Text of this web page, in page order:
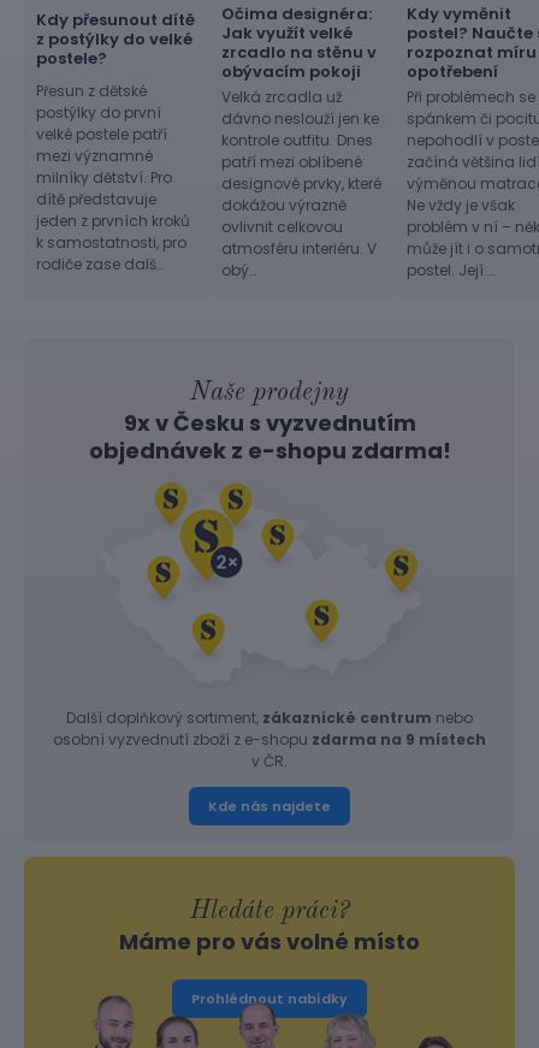
Kdy přesunout dítě
z postýlky do velké
postele?
Přesun z dětské
postýlky do první
velké postele patří
mezi významné
milníky dětství. Pro
dítě představuje
jeden z prvních kroků
k samostatnosti, pro
rodiče zase dalš…
Očima designéra:
Jak využít velké
zrcadlo na stěnu v
obývacím pokoji
Velká zrcadla už
dávno neslouží jen ke
kontrole outfitu. Dnes
patří mezi oblíbené
designové prvky, které
dokážou výrazně
ovlivnit celkovou
atmosféru interiéru. V
obý…
Kdy vyměnit
postel? Naučte
rozpoznat míru
opotřebení
Při problémech se
spánkem či
nepohodlí v
začíná většina
výměnou
Ne vždy je však
problém v ní –
může jít i o
postel. Její …
Naše prodejny
9x v Česku s vyzvednutím
objednávek z e-shopu zdarma!
Další doplňkový sortiment, zákaznické centrum nebo
osobní vyzvednutí zboží z e-shopu zdarma na 9 místech
v ČR.
Kde nás najdete
Hledáte práci?
Máme pro vás volné místo
Prohlédnout nabídky